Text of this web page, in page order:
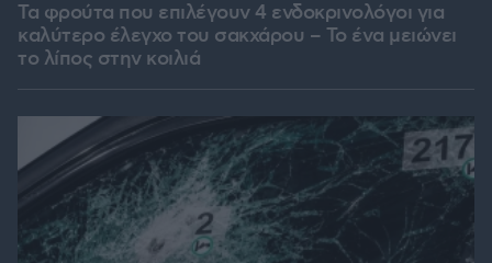
Τα φρούτα που επιλέγουν 4 ενδοκρινολόγοι για
καλύτερο έλεγχο του σακχάρου – Το ένα μειώνει
το λίπος στην κοιλιά